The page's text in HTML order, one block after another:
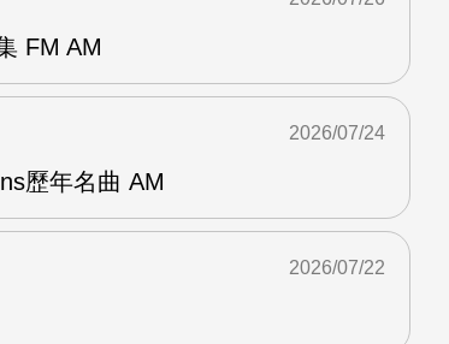
FM AM
歷年名曲 AM
2026/07/24
2026/07/22